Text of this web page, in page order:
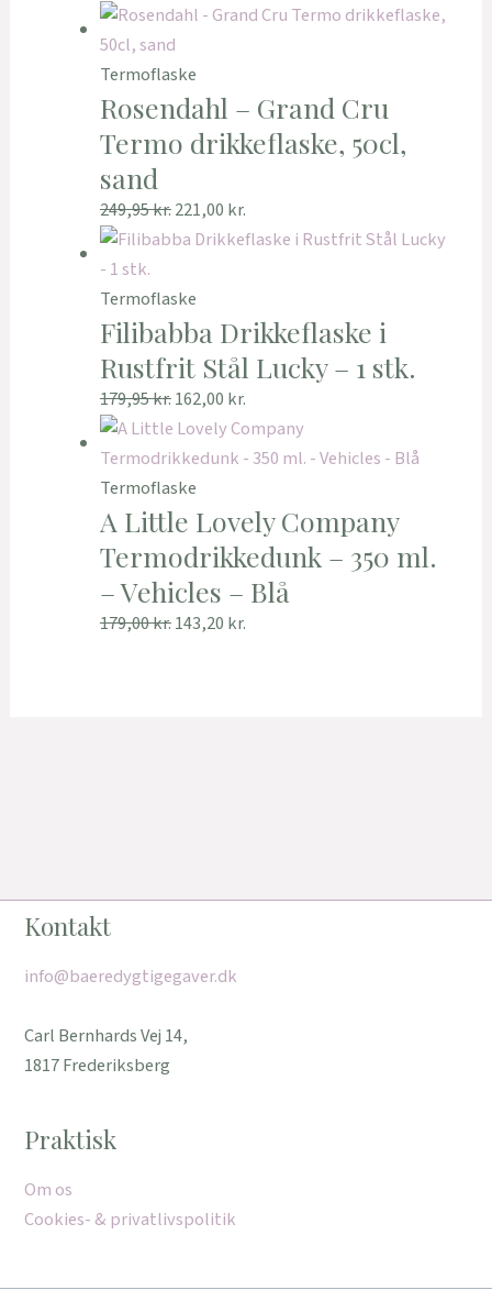
Termoflaske
Rosendahl – Grand Cru
Termo drikkeflaske, 50cl,
sand
249,95kr.221,00 kr.
Termoflaske
Filibabba Drikkeflaske i
Rustfrit Stål Lucky – 1 stk.
179,95kr.162,00 kr.
Termoflaske
A Little Lovely Company
Termodrikkedunk – 350 ml.
– Vehicles – Blå
179,00kr.143,20 kr.
Kontakt
info@baeredygtigegaver.dk
Carl Bernhards Vej 14,
1817 Frederiksberg
Praktisk
Om os
Cookies- & privatlivspolitik